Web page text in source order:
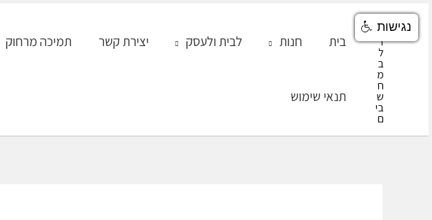
דילוג
בית חנות לבית ולעסק יצירת קשר תמיכה מרחוק
תנאי שימוש
נגישות